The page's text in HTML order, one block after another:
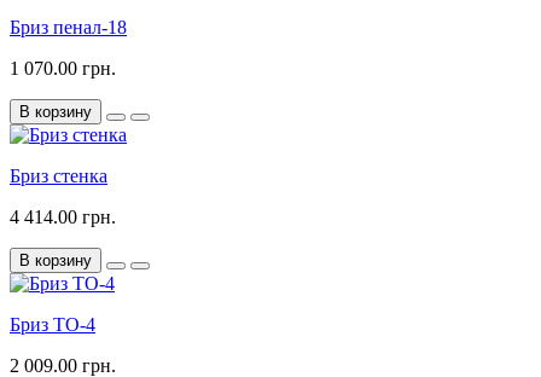
Бриз пенал-18
1 070.00 грн.
В корзину
Бриз стенка
4 414.00 грн.
В корзину
Бриз ТО-4
2 009.00 грн.